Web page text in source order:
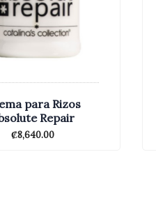
para Rizos
Repair
₡8,640.00